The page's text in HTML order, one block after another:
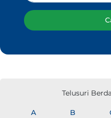
Telusuri
A B